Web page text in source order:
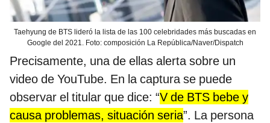
Taehyung de BTS lideró la lista de las 100 celebridades más buscadas en
Google del 2021. Foto: composición La República/Naver/Dispatch
Precisamente, una de ellas alerta sobre un
video de YouTube. En la captura se puede
observar el titular que dice: “V de BTS bebe y
causa problemas, situación seria”. La persona